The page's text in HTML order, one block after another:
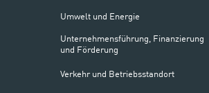
Umwelt und Energie
Unternehmensführung, Finanzierung
und Förderung
Verkehr und Betriebsstandort